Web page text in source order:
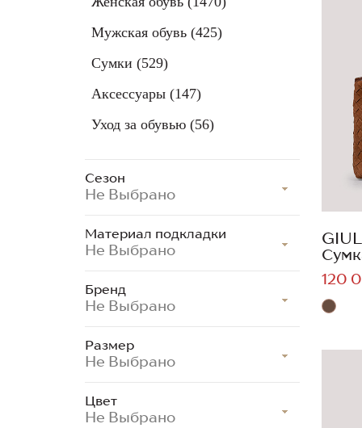
Мужская обувь (425)
Сумки (529)
Аксессуары (147)
Уход за обувью (56)
Сезон
Не Выбрано
Материал подкладки
Не Выбрано
Бренд
Не Выбрано
Размер
Не Выбрано
Цвет
Не Выбрано
120